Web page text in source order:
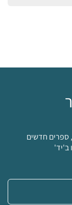
ספרים חדשים
ב'יד'